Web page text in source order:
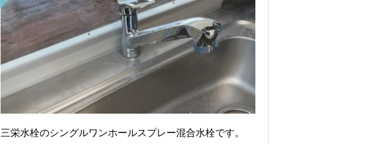
三栄水栓のシングルワンホールスプレー混合水栓です。